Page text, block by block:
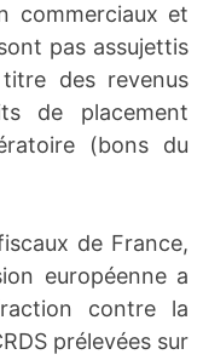
commerciaux et
pas assujettis
des revenus
de placement
(bons du
de France,
européenne a
contre la
prélevées sur